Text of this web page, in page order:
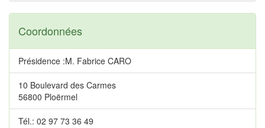
Coordonnées
Présidence :M. Fabrice CARO
10 Boulevard des Carmes
56800 Ploërmel
Tél.: 02 97 73 36 49